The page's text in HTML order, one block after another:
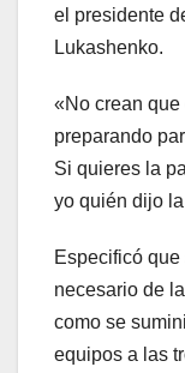
el presidente
Lukashenko.
«No crean
preparando
Si quieres la
yo quién dijo
Especificó
necesario de
como se
equipos a las